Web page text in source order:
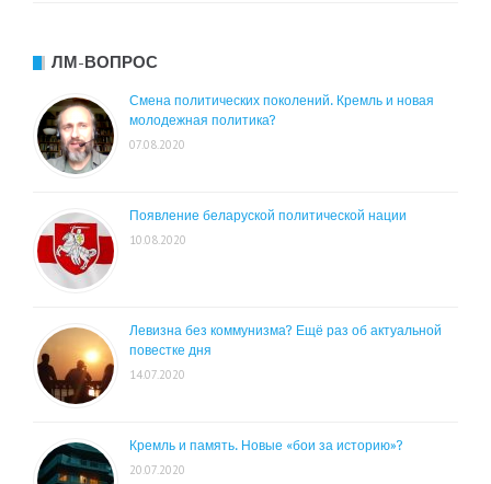
ЛМ-ВОПРОС
Смена политических поколений. Кремль и новая
молодежная политика?
07.08.2020
Появление беларуской политической нации
10.08.2020
Левизна без коммунизма? Ещё раз об актуальной
повестке дня
14.07.2020
Кремль и память. Новые «бои за историю»?
20.07.2020